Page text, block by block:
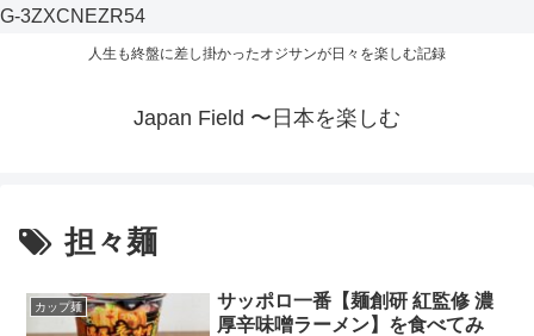
G-3ZXCNEZR54
人生も終盤に差し掛かったオジサンが日々を楽しむ記録
Japan Field 〜日本を楽しむ
担々麺
カップ麺
サッポロ一番【麺創研 紅監修 濃
厚辛味噌ラーメン】を食べてみ